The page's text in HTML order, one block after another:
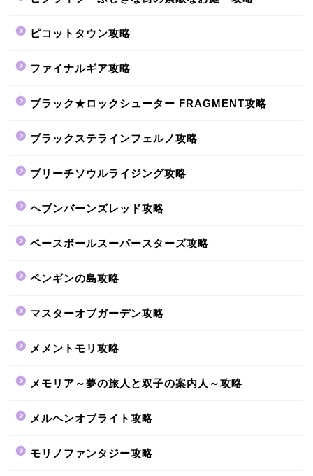
ピコットタウン攻略
ファイナルギア攻略
ブラック★ロックシューター FRAGMENT攻略
ブラックステラインフェルノ攻略
ブリーチソウルライジング攻略
ヘブンバーンズレッド攻略
ベースボールスーパースターズ攻略
ペンギンの島攻略
マスターオブガーデン攻略
メメントモリ攻略
メモリア～夢の旅人と双子の案内人～攻略
メルヘンオブライト攻略
モリノファンタジー攻略